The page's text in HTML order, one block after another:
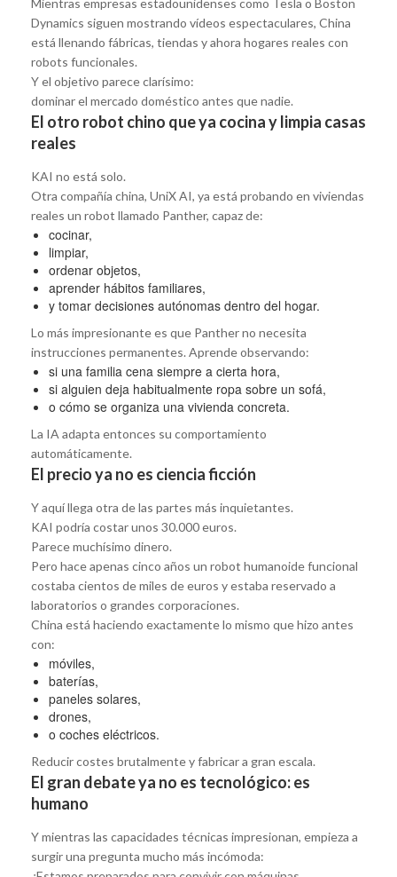
Dynamics siguen mostrando vídeos espectaculares, China
está llenando fábricas, tiendas y ahora hogares reales con
robots funcionales.
Y el objetivo parece clarísimo:
dominar el mercado doméstico antes que nadie.
El otro robot chino que ya cocina y limpia casas
reales
KAI no está solo.
Otra compañía china, UniX AI, ya está probando en viviendas
reales un robot llamado Panther, capaz de:
cocinar,
limpiar,
ordenar objetos,
aprender hábitos familiares,
y tomar decisiones autónomas dentro del hogar.
Lo más impresionante es que Panther no necesita
instrucciones permanentes. Aprende observando:
si una familia cena siempre a cierta hora,
si alguien deja habitualmente ropa sobre un sofá,
o cómo se organiza una vivienda concreta.
La IA adapta entonces su comportamiento
automáticamente.
El precio ya no es ciencia ficción
Y aquí llega otra de las partes más inquietantes.
KAI podría costar unos 30.000 euros.
Parece muchísimo dinero.
Pero hace apenas cinco años un robot humanoide funcional
costaba cientos de miles de euros y estaba reservado a
laboratorios o grandes corporaciones.
China está haciendo exactamente lo mismo que hizo antes
con:
móviles,
baterías,
paneles solares,
drones,
o coches eléctricos.
Reducir costes brutalmente y fabricar a gran escala.
El gran debate ya no es tecnológico: es
humano
Y mientras las capacidades técnicas impresionan, empieza a
surgir una pregunta mucho más incómoda: